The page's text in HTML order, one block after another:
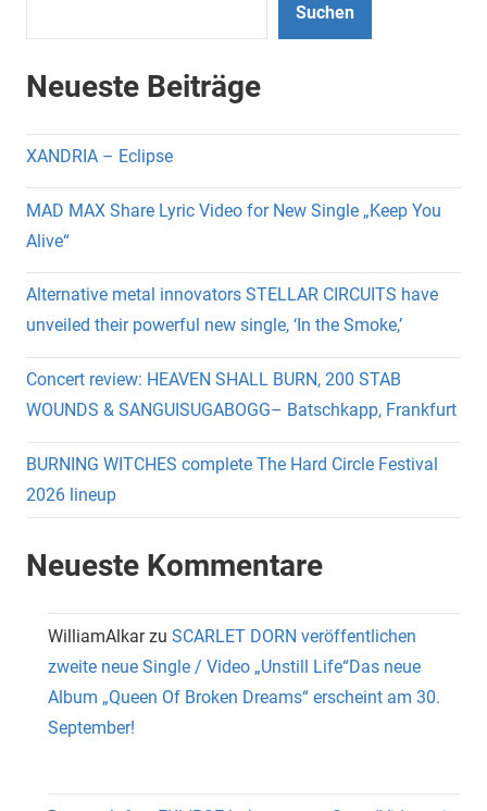
Suchen
Neueste Beiträge
XANDRIA – Eclipse
MAD MAX Share Lyric Video for New Single „Keep You
Alive“
Alternative metal innovators STELLAR CIRCUITS have
unveiled their powerful new single, ‘In the Smoke,’
Concert review: HEAVEN SHALL BURN, 200 STAB
WOUNDS & SANGUISUGABOGG– Batschkapp, Frankfurt
BURNING WITCHES complete The Hard Circle Festival
2026 lineup
Neueste Kommentare
WilliamAlkarzu SCARLET DORN veröffentlichen
zweite neue Single / Video „Unstill Life“Das neue
Album „Queen Of Broken Dreams“ erscheint am 30.
September!